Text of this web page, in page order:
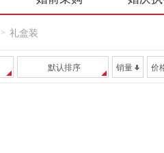
> 礼盒装
默认排序 销量 价